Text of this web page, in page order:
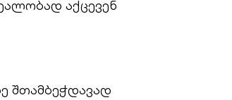
აქცევენ
შთამბეჭდავად